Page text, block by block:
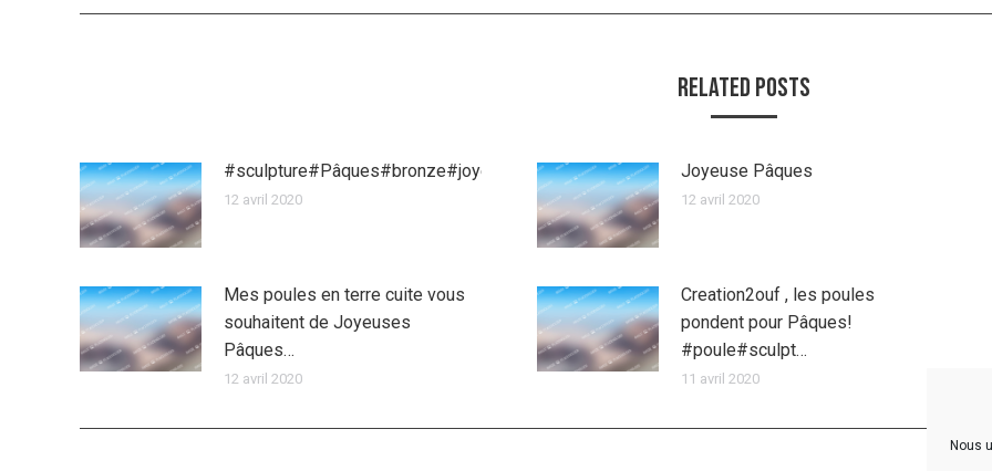
Nous
Related Posts
#sculpture#Pâques#bronze#joyeusespaques
12 avril 2020
Joyeuse Pâques
12 avril 2020
Mes poules en terre cuite vous
souhaitent de Joyeuses
Pâques…
12 avril 2020
Creation2ouf , les poules
pondent pour Pâques!
#poule#sculpt…
11 avril 2020